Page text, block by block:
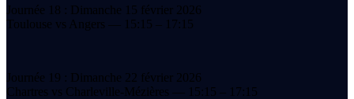
Journée 18 : Dimanche 15 février 2026
Toulouse vs Angers — 15:15 – 17:15
Journée 19 : Dimanche 22 février 2026
Chartres vs Charleville-Mézières — 15:15 – 17:15